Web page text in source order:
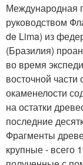
Международная
руководством
de Lima) из
(Бразилия)
во время
восточной
окаменелости
на остатки
последние
Фрагменты
крупные - всего